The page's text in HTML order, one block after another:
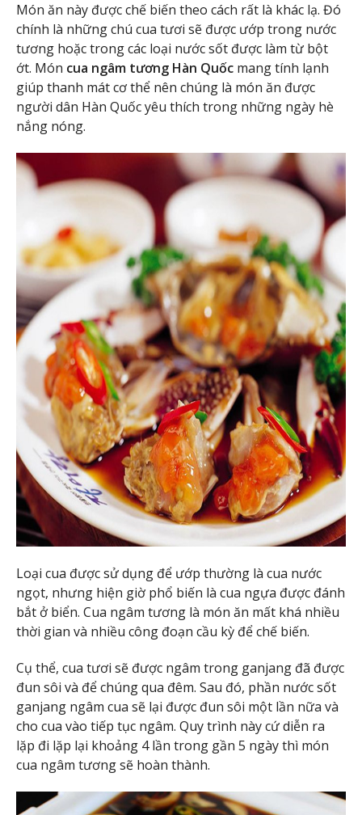
Món ăn này được chế biến theo cách rất là khác lạ. Đó
chính là những chú cua tươi sẽ được ướp trong nước
tương hoặc trong các loại nước sốt được làm từ bột
ớt. Món cua ngâm tương Hàn Quốc mang tính lạnh
giúp thanh mát cơ thể nên chúng là món ăn được
người dân Hàn Quốc yêu thích trong những ngày hè
nắng nóng.
Loại cua được sử dụng để ướp thường là cua nước
ngọt, nhưng hiện giờ phổ biến là cua ngựa được đánh
bắt ở biển. Cua ngâm tương là món ăn mất khá nhiều
thời gian và nhiều công đoạn cầu kỳ để chế biến.
Cụ thể, cua tươi sẽ được ngâm trong ganjang đã được
đun sôi và để chúng qua đêm. Sau đó, phần nước sốt
ganjang ngâm cua sẽ lại được đun sôi một lần nữa và
cho cua vào tiếp tục ngâm. Quy trình này cứ diễn ra
lặp đi lặp lại khoảng 4 lần trong gần 5 ngày thì món
cua ngâm tương sẽ hoàn thành.